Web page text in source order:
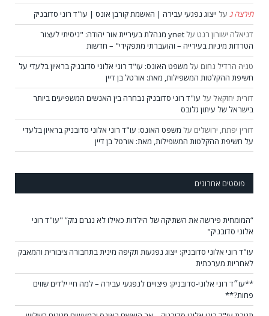
תירצה ג על ייצוג נפגעי עבירה | האשמת קורבן אונס | עו"ד רוני סדובניק
דניאלה ישורון רנט על
ynet מנהלת בעיריית אור יהודה: "ניסיתי לעצור
הטרדות מיניות בעירייה – והועברתי מתפקידי" – חדשות
טניה הרדיל נחום על משפט האונס: עו"ד רוני אלוני סדובניק בראיון בלעדי על
חשיפת ההקלטות המשפילות, מאת: אורטל בן דיין
דורית יחזקאל על עו"ד רוני סדובניק נבחרה בין האנשים המשפיעים ביותר
בישראל של עיתון גלובס
דורין יפתח, ירושלים על משפט האונס: עו"ד רוני אלוני סדובניק בראיון בלעדי
על חשיפת ההקלטות המשפילות, מאת: אורטל בן דיין
פוסטים אחרונים
“המומחית פירשה את השתיקה של הילדות כאילו לא נגרם נזק” "עו"ד רוני
אלוני סדובניק"
עו"ד רוני אלוני סדובניק: ייצוג נפגעות תקיפה מינית בתחבורה ציבורית והמאבק
לאחריות מערכתית
**עו״ד רוני אלוני-סדובניק: פיצויים לנפגעי עבירה – למה חיי ילדים שווים
פחות?**